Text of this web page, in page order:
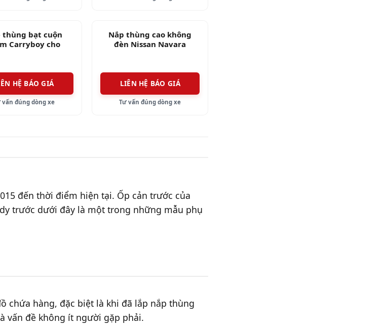
thùng bạt cuộn
Carryboy cho
HỆ BÁO GIÁ
vấn đúng dòng xe
Nắp thùng cao không
đèn Nissan Navara
LIÊN HỆ BÁO GIÁ
Tư vấn đúng dòng xe
đến thời điểm hiện tại. Ốp cản trước của
trước dưới đây là một trong những mẫu phụ
chứa hàng, đặc biệt là khi đã lắp nắp thùng
vấn đề không ít người gặp phải.